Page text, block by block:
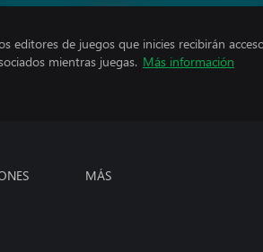
editores de juegos que inicies recibirán
mientras juegas. Más información
MÁS